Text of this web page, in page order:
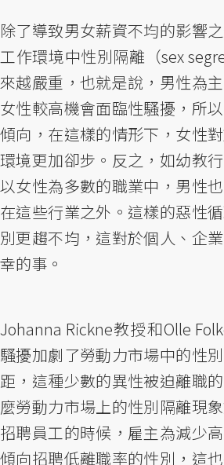
除了導致男女薪資不均的影響
工作環境中性別隔離（sex
來越嚴重，也就是說，男性為
女性較高機會面臨性騷擾，所
傾向，在這樣的情形下，女性
環境更加卻步。反之，如幼教
以女性為多數的職業中，男性
在這些行業之外。這樣的惡性
別更趨不均，這對於個人、企
幸的事。
Johanna Rickne教授和Olle
騷擾加劇了勞動力市場中的性
距，這種少數的異性被迫離職
麼勞動力市場上的性別隔離現
招聘員工的時候，雇主為減少
傾向招聘低離職率的性別，這